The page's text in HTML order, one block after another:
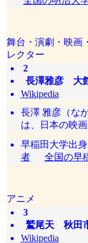
舞台・演劇・映画
レクター
2
長澤雅彦 大
Wikipedia
長澤 雅彦（な
は、日本の映
早稲田大学出
者
全国の早
アニメ
3
鷲尾天 秋田
Wikipedia